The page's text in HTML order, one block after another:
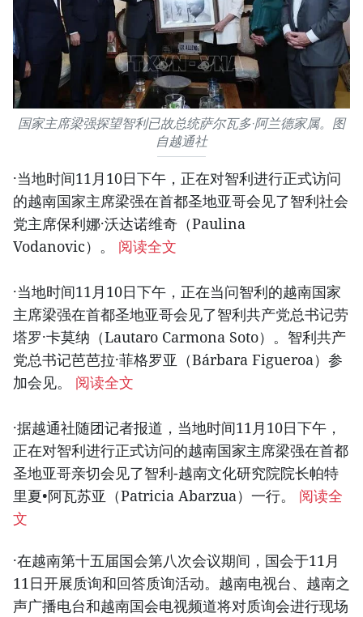
国家主席梁强探望智利已故总统萨尔瓦多·阿兰德家属。图
自越通社
·当地时间11月10日下午，正在对智利进行正式访问
的越南国家主席梁强在首都圣地亚哥会见了智利社会
党主席保利娜·沃达诺维奇（Paulina
Vodanovic）。 阅读全文
·当地时间11月10日下午，正在当问智利的越南国家
主席梁强在首都圣地亚哥会见了智利共产党总书记劳
塔罗·卡莫纳（Lautaro Carmona Soto）。智利共产
党总书记芭芭拉·菲格罗亚（Bárbara Figueroa）参
加会见。 阅读全文
·据越通社随团记者报道，当地时间11月10日下午，
正在对智利进行正式访问的越南国家主席梁强在首都
圣地亚哥亲切会见了智利-越南文化研究院院长帕特
里夏•阿瓦苏亚（Patricia Abarzua）一行。 阅读全
文
·在越南第十五届国会第八次会议期间，国会于11月
11日开展质询和回答质询活动。越南电视台、越南之
声广播电台和越南国会电视频道将对质询会进行现场